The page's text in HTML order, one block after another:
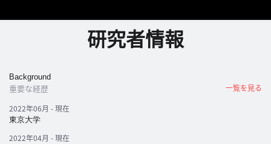
ト
覧
研究者情報
Background
重要な経歴
一覧を見る
2022年06月 - 現在
東京大学
2022年04月 - 現在